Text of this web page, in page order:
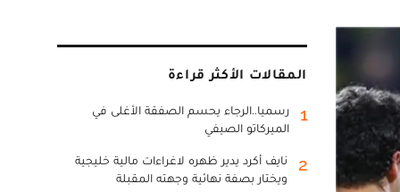
المقالات الأكثر قراءة
1
رسميا..الرجاء يحسم الصفقة الأغلى في
الميركاتو الصيفي
2
نايف أكرد يدير ظهره لاغراءات مالية خليجية
ويختار بصفة نهائية وجهته المقبلة